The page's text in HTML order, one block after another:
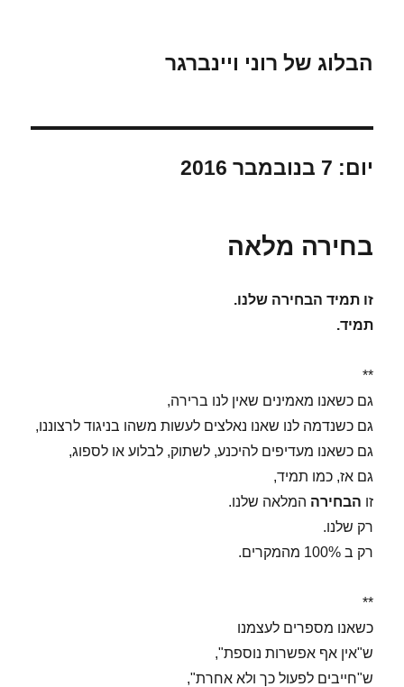
הבלוג של רוני ויינברגר
יום: 7 בנובמבר 2016
בחירה מלאה
זו תמיד הבחירה שלנו.
תמיד.
**
גם כשאנו מאמינים שאין לנו ברירה,
גם כשנדמה לנו שאנו נאלצים לעשות משהו בניגוד לרצוננו,
גם כשאנו מעדיפים להיכנע, לשתוק, לבלוע או לספוג,
גם אז, כמו תמיד,
זו הבחירה המלאה שלנו.
רק שלנו.
רק ב 100% מהמקרים.
**
כשאנו מספרים לעצמנו
ש"אין אף אפשרות נוספת",
ש"חייבים לפעול כך ולא אחרת",